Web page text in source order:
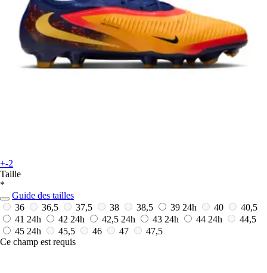
+-2
Taille
*
Guide des tailles
36
36,5 37,5 38 38,5 39 24h 40
40,5
41 24h 42 24h 42,5 24h 43 24h 44 24h
44,5
45 24h 45,5 46 47
47,5
Ce champ est requis